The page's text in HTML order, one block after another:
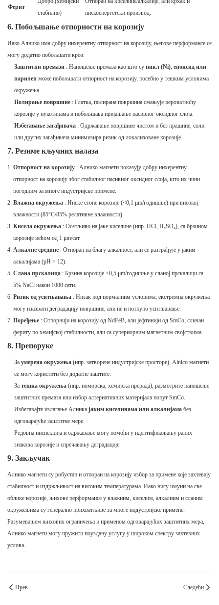
Ферит
стабилно)
нискоенергетски производ.
6. Побољшање отпорности на корозију
Иако Алнико има добру инхерентну отпорност на корозију, његове перформансе се
могу додатно побољшати кроз:
Заштитни премази : Наношење премаза као што суникл (Ni), епоксид или
парилен може побољшати отпорност на корозију, посебно у тешким условима
окружења.
Полирање површине : Глатка, полирана површина смањује вероватноћу
корозије у пукотинама и побољшава пријањање пасивног оксидног слоја.
Избегавање загађивача : Одржавање површине чистом и без прашине, соли
или других загађивача минимизира ризик од локализоване корозије.
7. Резиме кључних налаза
Отпорност на корозију : Алнико магнети показују добру инхерентну
отпорност на корозију због стабилног пасивног оксидног слоја, што их чини
погодним за многе индустријске примене.
Влажна окружења : Ниске стопе корозије (<0,1 μm/годишње) при високој
влажности (85°C/85% релативне влажности).
Кисела окружења : Осетљиво на јаке киселине (нпр. HCl, H₂SO₄), са брзином
корозије већом од 1 μm/сат.
Алкалне средине : Отпоран на благу алкалност, али се разграђује у јаким
алкалијама (pH > 12).
Слана прскалица : Брзина корозије <0,5 μm/годишње у сланој прскалици са
5% NaCl након 1000 сати.
Ризик од уситњавања : Низак под нормалним условима; екстремна окружења
могу изазвати деградацију површине, али не и потпуно уситњавање.
Поређење : Отпорнији на корозију од NdFeB, али јефтинији од SmCo; сличан
фериту по хемијској стабилности, али са супериорним магнетним својствима.
8. Препоруке
Заумерена окружења (нпр. затворене индустријске просторе), Alnico магнети
се могу користити без додатне заштите.
Затешка окружења (нпр. поморска, хемијска прерада), размотрите наношење
заштитних премаза или избор алтернативних материјала попут SmCo.
Избегавајте излагање Алникајаким киселинама или алкалијама без
одговарајуће заштитне мере.
Редовна инспекција и одржавање могу помоћи у идентификовању раних
знакова корозије и спречавању деградације.
9. Закључак
Алнико магнети су робустан и отпоран на корозију избор за примене које захтевају
стабилност и издржљивост на високим температурама. Иако нису имуни на све
облике корозије, њихове перформансе у влажним, киселим, алкалним и сланим
окружењима су генерално прихватљиве за многе индустријске примене.
Разумевањем њихових ограничења и применом одговарајућих заштитних мера,
Алнико магнети могу пружити поуздану услугу у широком спектру захтевних
услова.
Прев Следећи